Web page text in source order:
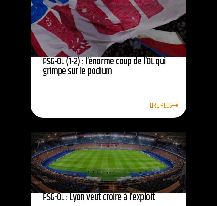
PSG-OL (1-2) : l’énorme coup de l’OL qui
grimpe sur le podium
LIRE PLUS
PSG-OL : Lyon veut croire à l’exploit